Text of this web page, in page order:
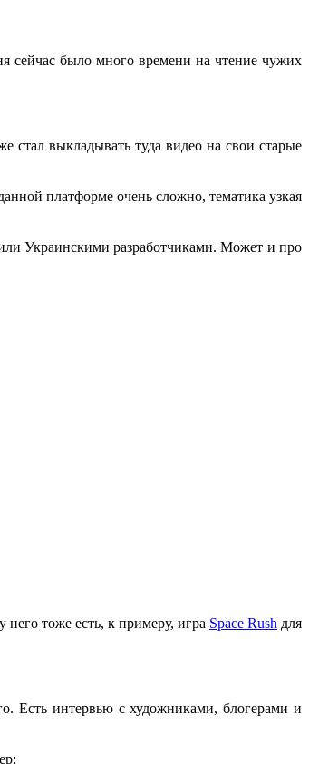
сейчас было много времени на чтение чужих
стал выкладывать туда видео на свои старые
платформе очень сложно, тематика узкая
Украинскими разработчиками. Может и про
тоже есть, к примеру, игра Space Rush для
Есть интервью с художниками, блогерами и